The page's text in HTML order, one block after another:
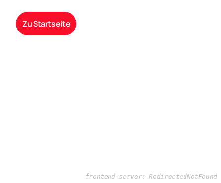
Zu Startseite
frontend-server: RedirectedNotFound